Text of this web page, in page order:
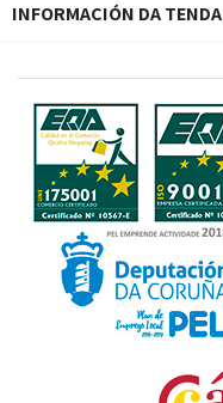
INFORMACIÓN DA TENDA